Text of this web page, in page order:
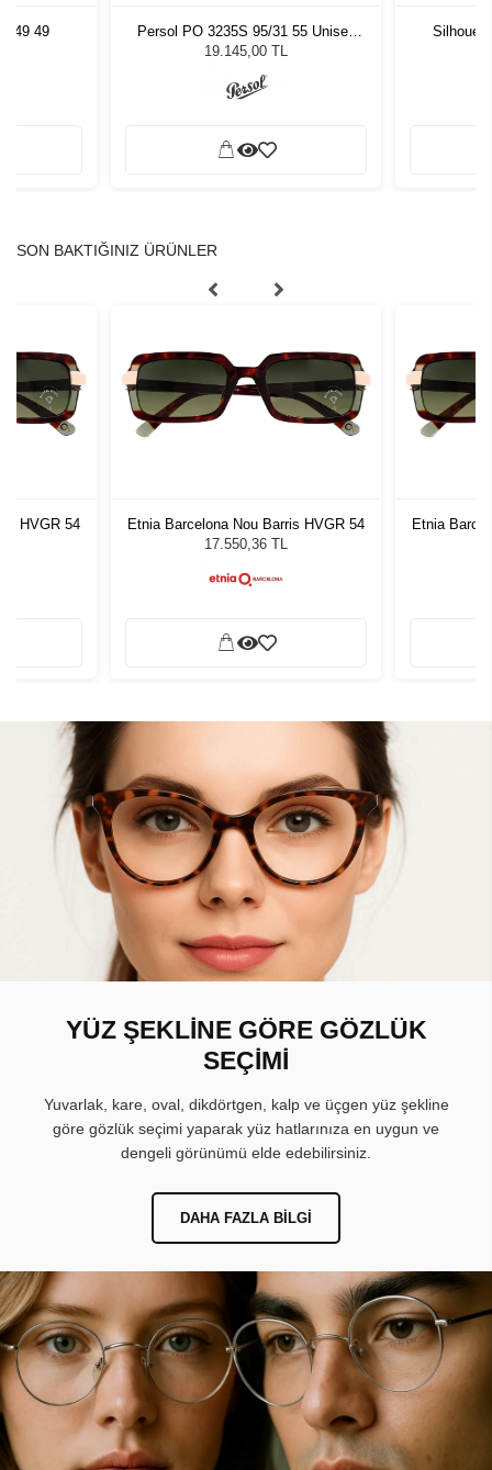
49
Persol PO 3235S 95/31 55 Unisex
Güneş Gözlüğü
19.145,00 TL
SON BAKTIĞINIZ ÜRÜNLER
HVGR 54
Etnia Barcelona Nou Barris HVGR 54
17.550,36 TL
Etnia
YÜZ ŞEKLİNE GÖRE GÖZLÜK
SEÇİMİ
Yuvarlak, kare, oval, dikdörtgen, kalp ve üçgen yüz şekline
göre gözlük seçimi yaparak yüz hatlarınıza en uygun ve
dengeli görünümü elde edebilirsiniz.
DAHA FAZLA BILGI